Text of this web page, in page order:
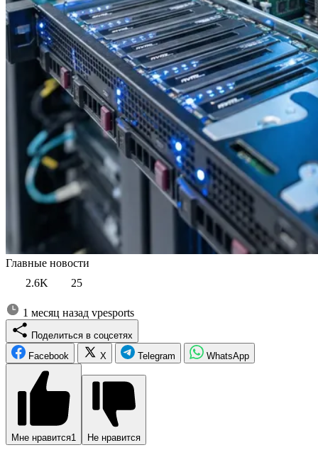
Главные новости
2.6K
25
1 месяц назад vpesports
Поделиться в соцсетях
Facebook
X Telegram WhatsApp
Мне нравится1 Не нравится